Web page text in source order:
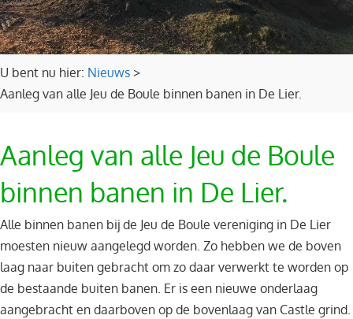
U bent nu hier: Nieuws >
Aanleg van alle Jeu de Boule binnen banen in De Lier.
Aanleg van alle Jeu de Boule
binnen banen in De Lier.
Alle binnen banen bij de Jeu de Boule vereniging in De Lier
moesten nieuw aangelegd worden. Zo hebben we de boven
laag naar buiten gebracht om zo daar verwerkt te worden op
de bestaande buiten banen. Er is een nieuwe onderlaag
aangebracht en daarboven op de bovenlaag van Castle grind.